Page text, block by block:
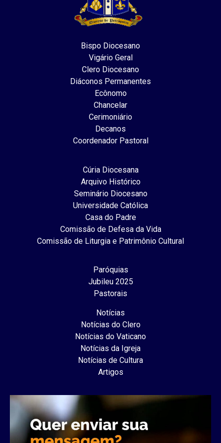
Bispo Diocesano
Vigário Geral
Clero Diocesano
Diáconos Permanentes
Ecônomo
Chancelar
Cerimoniário
Decanos
Coordenador Pastoral
Cúria Diocesana
Arquivo Histórico
Seminário Diocesano
Universidade Católica
Casa do Padre
Comissão de Defesa da Vida
Comissão de Liturgia e Patrimônio Cultural
Paróquias
Jubileu 2025
Pastorais
Notícias
Notícias do Clero
Notícias do Vaticano
Notícias da Igreja
Notícias de Cultura
Artigos